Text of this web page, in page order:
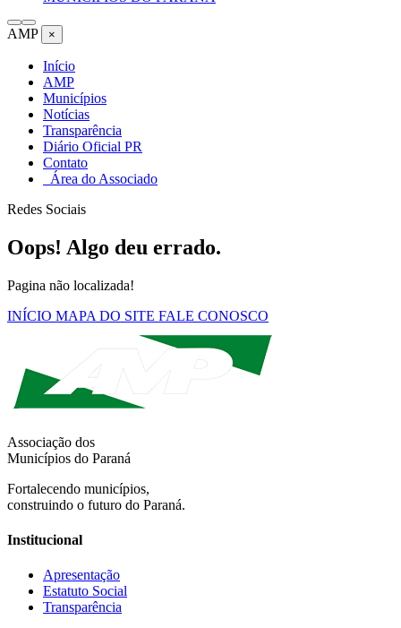
AMP ×
Início
AMP
Municípios
Notícias
Transparência
Diário Oficial PR
Contato
Área do Associado
Redes Sociais
Oops! Algo deu errado.
Pagina não localizada!
INÍCIO MAPA DO SITE FALE CONOSCO
Associação dos
Municípios do Paraná
Fortalecendo municípios,
construindo o futuro do Paraná.
Institucional
Apresentação
Estatuto Social
Transparência